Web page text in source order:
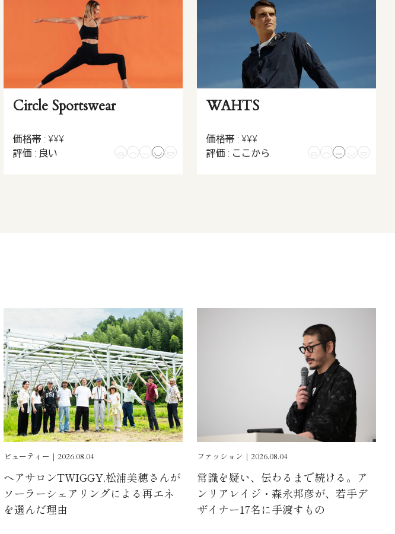
Circle Sportswear
価格帯 : ¥¥¥
評価 : 良い
WAHTS
価格帯 : ¥¥¥
評価 : ここから
ビューティー｜2026.08.04
ヘアサロンTWIGGY.松浦美穂さんが
ソーラーシェアリングによる再エネ
を選んだ理由
ファッション｜2026.08.04
常識を疑い、伝わるまで続ける。ア
ンリアレイジ・森永邦彦が、若手デ
ザイナー17名に手渡すもの